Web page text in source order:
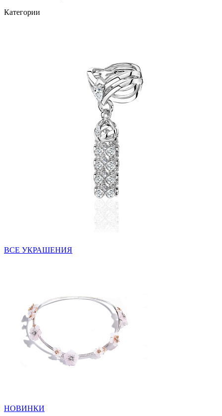
Категории
ВСЕ УКРАШЕНИЯ
НОВИНКИ